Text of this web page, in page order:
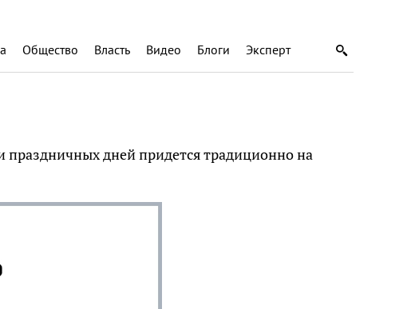
Общество Власть Видео Блоги Эксперт
праздничных дней придется традиционно на